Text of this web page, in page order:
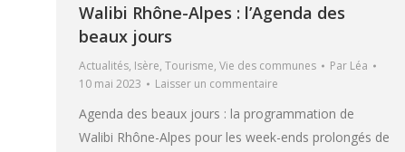
Walibi Rhône-Alpes : l’Agenda des
beaux jours
Actualités, Isère, Tourisme, Vie des communes Par Léa
10 mai 2023
Laisser un commentaire
Agenda des beaux jours : la programmation de
Walibi Rhône-Alpes pour les week-ends prolongés de